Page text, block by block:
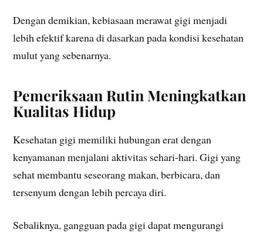
Dengan demikian, kebiasaan merawat gigi menjadi
lebih efektif karena di dasarkan pada kondisi kesehatan
mulut yang sebenarnya.
Pemeriksaan Rutin Meningkatkan
Kualitas Hidup
Kesehatan gigi memiliki hubungan erat dengan
kenyamanan menjalani aktivitas sehari-hari. Gigi yang
sehat membantu seseorang makan, berbicara, dan
tersenyum dengan lebih percaya diri.
Sebaliknya, gangguan pada gigi dapat mengurangi